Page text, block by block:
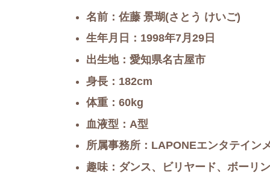
名前：佐藤 景瑚(さとう けいご)
生年月日：1998年7月29日
出生地：愛知県名古屋市
身長：182cm
体重：60kg
血液型：A型
所属事務所：LAPONEエンタテイン
趣味：ダンス、ビリヤード、ボーリ